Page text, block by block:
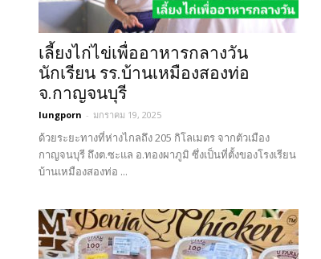
เลี้ยงไก่ไข่เพื่ออาหารกลางวัน
นักเรียน รร.บ้านเหมืองสองท่อ
จ.กาญจนบุรี
lungporn - มกราคม 19, 2025
ด้วยระยะทางที่ห่างไกลถึง 205 กิโลเมตร จากตัวเมือง
กาญจนบุรี ถึงต.ซะแล อ.ทองผาภูมิ ซึ่งเป็นที่ตั้งของโรงเรียน
บ้านเหมืองสองท่อ ...